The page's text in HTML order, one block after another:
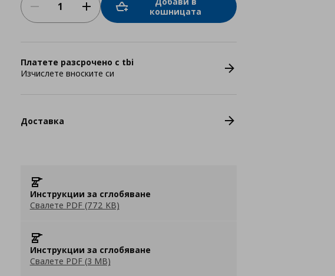
кошницата
Платете разсрочено с tbi
Изчислете вноските си
Доставка
Инструкции за сглобяване
Свалете PDF (772 KB)
Инструкции за сглобяване
Свалете PDF (3 MB)